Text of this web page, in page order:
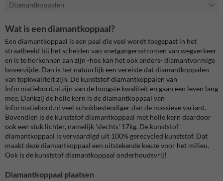
Diamantkoppalen
Wat is een diamantkoppaal?
Een diamantkoppaal is een paal die veel wordt toegepast in het
straatbeeld bij het scheiden van voetgangersstromen van wegverkeer
en is te herkennen aan zijn -hoe kan het ook anders- diamantvormige
bovenzijde. Dan is het natuurlijk een vereiste dat diamantkoppalen
van topkwaliteit zijn. De kunststof diamantkoppalen van
Informatiebord.nl zijn van de hoogste kwaliteit en gaan een leven lang
mee. Dankzij de holle kern is de diamantkoppaal van
Informatiebord.nl veel schokbestendiger dan de massieve variant.
Bovendien is de kunststof diamantkoppaal met holle kern daardoor
ook een stuk lichter, namelijk 'slechts' 17kg. De kunststof
diamantkoppaal is vervaardigd uit 100% gerecycled kunststof. Dat
maakt deze diamantkoppaal een uitstekende keuze voor het milieu.
Ook is de kunststof diamantkoppaal onderhoudsvrij!
Diamantkoppaal plaatsen